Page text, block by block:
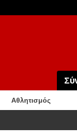
Αθλητισμός